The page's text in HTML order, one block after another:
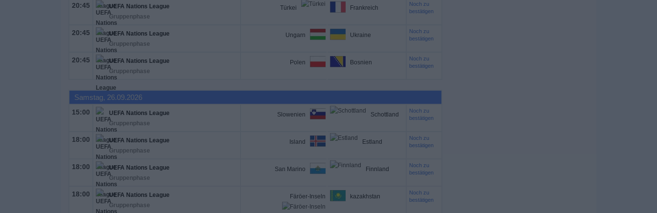
20:45
UEFA Nations League
Gruppenphase
Türkei Frankreich
Noch zu
bestätigen
20:45
UEFA Nations League
Gruppenphase
Ungarn Ukraine
Noch zu
bestätigen
20:45
UEFA Nations League
Gruppenphase
Polen Bosnien
Noch zu
bestätigen
Samstag, 26.09.2026
15:00
UEFA Nations League
Gruppenphase
Slowenien Schottland
Noch zu
bestätigen
18:00
UEFA Nations League
Gruppenphase
Island Estland
Noch zu
bestätigen
18:00
UEFA Nations League
Gruppenphase
San Marino Finnland
Noch zu
bestätigen
18:00
UEFA Nations League
Gruppenphase
Färöer-Inseln kazakhstan
Noch zu
bestätigen